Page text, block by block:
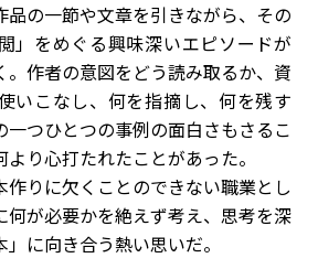
の一節や文章を引きながら、その
」をめぐる興味深いエピソードが
。作者の意図をどう読み取るか、資
いこなし、何を指摘し、何を残す
つひとつの事例の面白さもさるこ
り心打たれたことがあった。
りに欠くことのできない職業とし
何が必要かを絶えず考え、思考を深
に向き合う熱い思いだ。